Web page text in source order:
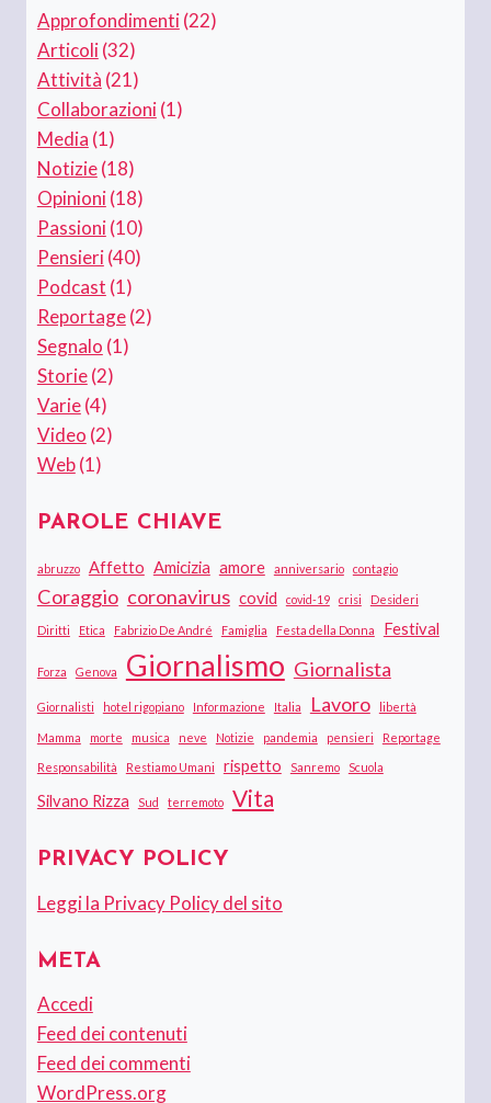
Approfondimenti(22)
Articoli(32)
Attività (21)
Collaborazioni(1)
Media (1)
Notizie(18)
Opinioni(18)
Passioni(10)
Pensieri(40)
Podcast (1)
Reportage(2)
Segnalo (1)
Storie(2)
Varie(4)
Video (2)
Web(1)
PAROLE CHIAVE
abruzzo Affetto Amicizia amore anniversario contagio
Coraggio coronavirus covid covid-19 crisi Desideri
Diritti Etica Fabrizio De André Famiglia Festa della Donna Festival
Forza Genova Giornalismo Giornalista
Giornalisti hotel rigopiano Informazione Italia Lavoro libertà
Mamma morte musica neve Notizie pandemia pensieri Reportage
Responsabilità Restiamo Umani rispetto Sanremo Scuola
Silvano Rizza Sud terremoto Vita
PRIVACY POLICY
Leggi la Privacy Policy del sito
META
Accedi
Feed dei contenuti
Feed dei commenti
WordPress.org